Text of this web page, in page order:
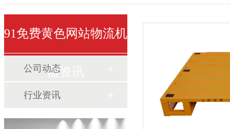
91免费黄色网站物流机
器资讯
公司动态
行业资讯